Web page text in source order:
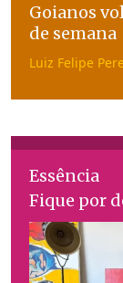
Goianos
de semana
Luiz Felipe
Essência
Fique por